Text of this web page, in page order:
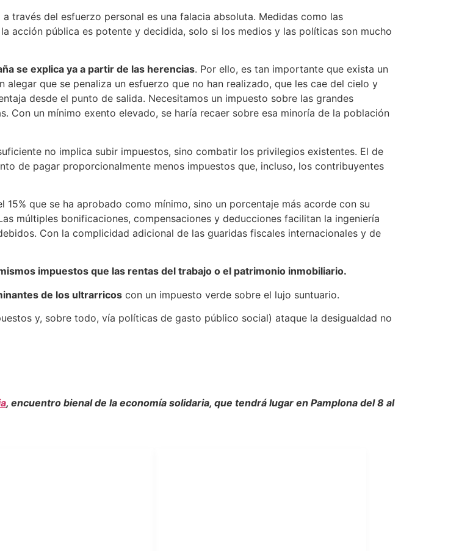
través del esfuerzo personal es una falacia absoluta. Medidas como las
acción pública es potente y decidida, solo si los medios y las políticas son mucho
se explica ya a partir de las herencias. Por ello, es tan importante que exista un
alegar que se penaliza un esfuerzo que no han realizado, que les cae del cielo y
desde el punto de salida. Necesitamos un impuesto sobre las grandes
Con un mínimo exento elevado, se haría recaer sobre esa minoría de la población
no implica subir impuestos, sino combatir los privilegios existentes. El de
de pagar proporcionalmente menos impuestos que, incluso, los contribuyentes
que se ha aprobado como mínimo, sino un porcentaje más acorde con su
múltiples bonificaciones, compensaciones y deducciones facilitan la ingeniería
Con la complicidad adicional de las guaridas fiscales internacionales y de
impuestos que las rentas del trabajo o el patrimonio inmobiliario.
de los ultrarricos con un impuesto verde sobre el lujo suntuario.
y, sobre todo, vía políticas de gasto público social) ataque la desigualdad no
, encuentro bienal de la economía solidaria, que tendrá lugar en Pamplona del 8 al